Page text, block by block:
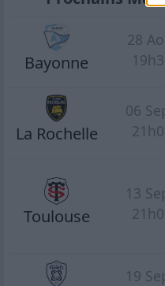
Bayonne
28
La Rochelle
06
Toulouse
13
19